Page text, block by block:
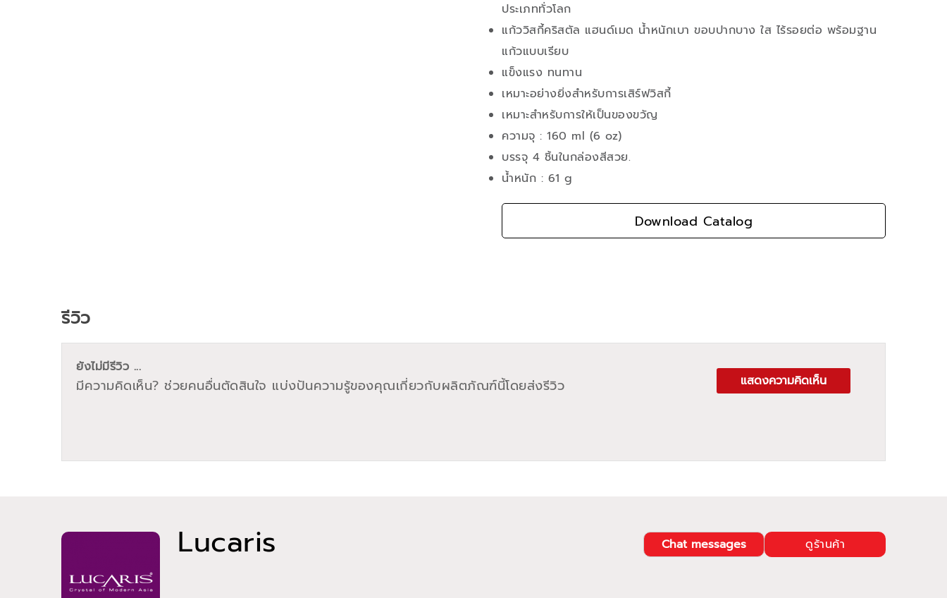
ประเภททั่วโลก
แก้ววิสกี้คริสตัล แฮนด์เมด น้ำหนักเบา ขอบปากบาง ใส ไร้รอยต่อ พร้อมฐาน
แก้วแบบเรียบ
แข็งแรง ทนทาน
เหมาะอย่างยิ่งสำหรับการเสิร์ฟวิสกี้
เหมาะสำหรับการให้เป็นของขวัญ
ความจุ : 160 ml (6 oz)
บรรจุ 4 ชิ้นในกล่องสีสวย.
น้ำหนัก : 61 g
Download Catalog
Lucaris ดูร้านค้า
Chat messages
รีวิว
ยังไม่มีรีวิว ...
มีความคิดเห็น? ช่วยคนอื่นตัดสินใจ แบ่งปันความรู้ของคุณเกี่ยวกับผลิตภัณฑ์นี้โดยส่งรีวิว แสดงความคิดเห็น